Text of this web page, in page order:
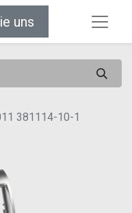
uns
381114-10-1